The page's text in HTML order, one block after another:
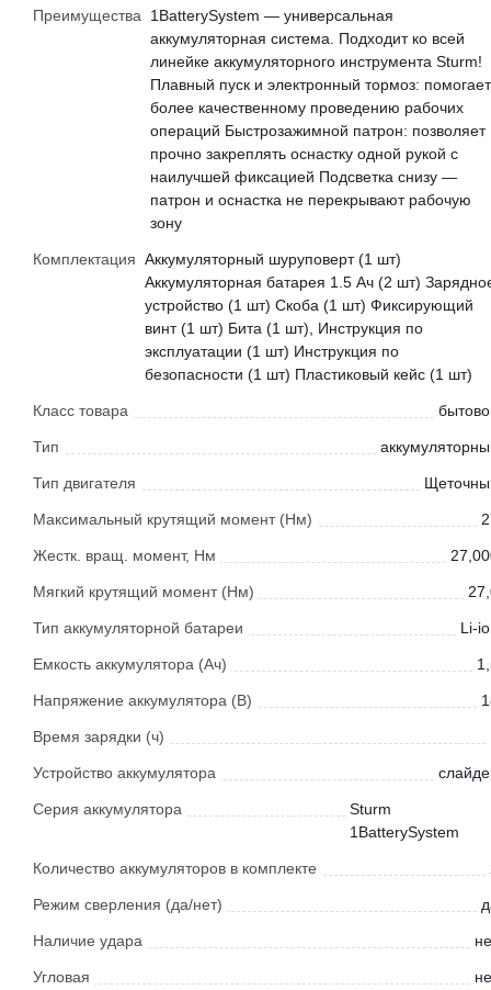
Преимущества
1BatterySystem — универсальная
аккумуляторная система. Подходит ко всей
линейке аккумуляторного инструмента Sturm!
Плавный пуск и электронный тормоз: помогает
более качественному проведению рабочих
операций Быстрозажимной патрон: позволяет
прочно закреплять оснастку одной рукой с
наилучшей фиксацией Подсветка снизу —
патрон и оснастка не перекрывают рабочую
зону
Комплектация Аккумуляторный шуруповерт (1 шт)
Аккумуляторная батарея 1.5 Ач (2 шт)
устройство (1 шт) Скоба (1 шт) Фиксирующий
винт (1 шт) Бита (1 шт), Инструкция по
эксплуатации (1 шт) Инструкция по
безопасности (1 шт) Пластиковый кейс (1 шт)
Класс товара
Тип
Тип двигателя
Максимальный крутящий момент (Нм)
Жестк. вращ. момент, Нм
Мягкий крутящий момент (Нм)
Тип аккумуляторной батареи Li-
Емкость аккумулятора (Ач)
Напряжение аккумулятора (В)
Время зарядки (ч)
Устройство аккумулятора
Серия аккумулятора
Sturm
1BatterySystem
Количество аккумуляторов в комплекте
Режим сверления (да/нет)
Наличие удара
Угловая